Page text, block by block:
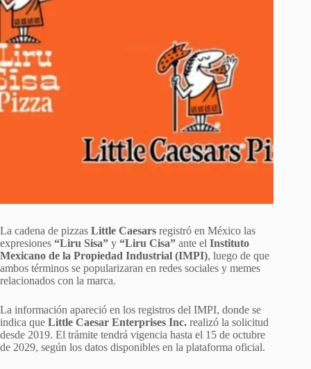
La cadena de pizzas Little Caesars registró en México las
expresiones “Liru Sisa” y “Liru Cisa” ante el Instituto
Mexicano de la Propiedad Industrial (IMPI), luego de que
ambos términos se popularizaran en redes sociales y memes
relacionados con la marca.
La información apareció en los registros del IMPI, donde se
indica que Little Caesar Enterprises Inc. realizó la solicitud
desde 2019. El trámite tendrá vigencia hasta el 15 de octubre
de 2029, según los datos disponibles en la plataforma oficial.